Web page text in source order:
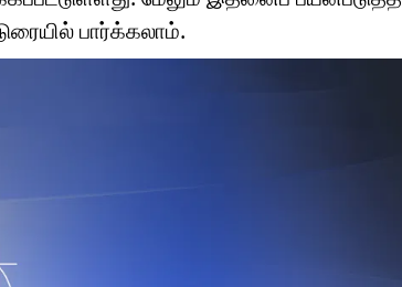
பார்க்கலாம்.